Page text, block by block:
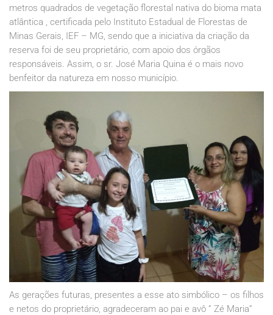
metros quadrados de vegetação florestal nativa do bioma mata
atlântica , certificada pelo Instituto Estadual de Florestas de
Minas Gerais, IEF – MG, sendo que a iniciativa da criação da
reserva foi de seu proprietário, com apoio dos órgãos
responsáveis. Assim, o sr. José Maria Quina é o mais novo
benfeitor da natureza em nosso município.
As gerações futuras, presentes a esse ato simbólico – os filhos
e netos do proprietário, agradeceram ao pai e avô ” Zé Maria”